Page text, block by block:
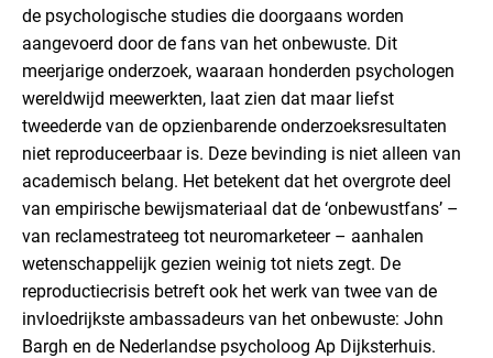
de psychologische studies die doorgaans worden
aangevoerd door de fans van het onbewuste. Dit
meerjarige onderzoek, waaraan honderden psychologen
wereldwijd meewerkten, laat zien dat maar liefst
tweederde van de opzienbarende onderzoeksresultaten
niet reproduceerbaar is. Deze bevinding is niet alleen van
academisch belang. Het betekent dat het overgrote deel
van empirische bewijsmateriaal dat de ‘onbewustfans’ –
van reclamestrateeg tot neuromarketeer – aanhalen
wetenschappelijk gezien weinig tot niets zegt. De
reproductiecrisis betreft ook het werk van twee van de
invloedrijkste ambassadeurs van het onbewuste: John
Bargh en de Nederlandse psycholoog Ap Dijksterhuis.